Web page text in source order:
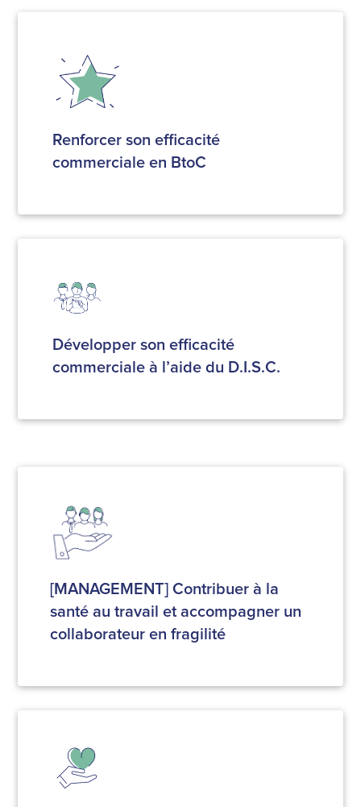
Renforcer son efficacité
commerciale en BtoC
Développer son efficacité
commerciale à l’aide du D.I.S.C.
[MANAGEMENT] Contribuer à la
santé au travail et accompagner un
collaborateur en fragilité